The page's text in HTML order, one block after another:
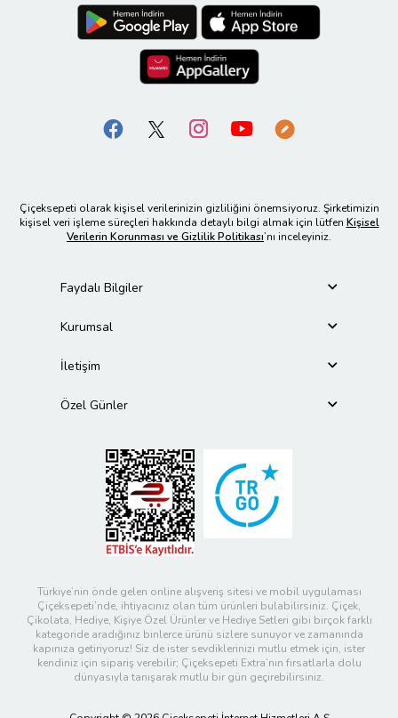
Çiçeksepeti olarak kişisel verilerinizin gizliliğini önemsiyoruz. Şirketimizin
kişisel veri işleme süreçleri hakkında detaylı bilgi almak için lütfen Kişisel
Verilerin Korunması ve Gizlilik Politikası’nı inceleyiniz.
Faydalı Bilgiler
Kurumsal
İletişim
Özel Günler
Türkiye’nin önde gelen online alışveriş sitesi ve mobil uygulaması
Çiçeksepeti’nde, ihtiyacınız olan tüm ürünleri bulabilirsiniz. Çiçek,
Çikolata, Hediye, Kişiye Özel Ürünler ve Hediye Setleri gibi birçok farklı
kategoride aradığınız binlerce ürünü sizlere sunuyor ve zamanında
kapınıza getiriyoruz! Siz de ister sevdiklerinizi mutlu etmek için, ister
kendiniz için sipariş verebilir; Çiçeksepeti Extra’nın fırsatlarla dolu
dünyasıyla tanışarak mutlu bir gün geçirebilirsiniz.